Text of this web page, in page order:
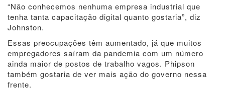
“Não conhecemos nenhuma empresa industrial que
tenha tanta capacitação digital quanto gostaria”, diz
Johnston.
Essas preocupações têm aumentado, já que muitos
empregadores saíram da pandemia com um número
ainda maior de postos de trabalho vagos. Phipson
também gostaria de ver mais ação do governo nessa
frente.